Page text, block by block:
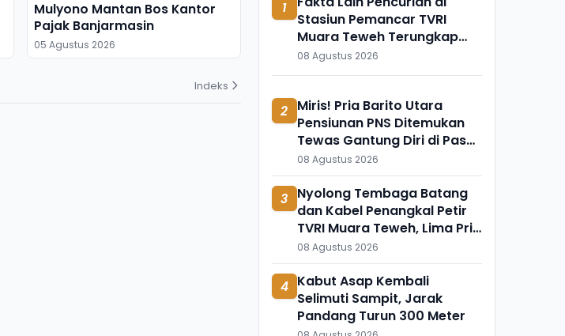
Mulyono Mantan Bos Kantor
Pajak Banjarmasin
05 Agustus 2026
Ngaji Cabuli Pelajar Dicokok
Polres Sukabumi di Banten
03 Agustus 2026
Indeks
1
Stasiun Pemancar TVRI
Muara Teweh Terungkap
Berkat Rekaman CCTV
08 Agustus 2026
2 Miris! Pria Barito Utara
Pensiunan PNS Ditemukan
Tewas Gantung Diri di Pasar
Subuh Ampah
08 Agustus 2026
3 Nyolong Tembaga Batang
dan Kabel Penangkal Petir
TVRI Muara Teweh, Lima Pria
Ini Diringkus Polisi
08 Agustus 2026
4 Kabut Asap Kembali
Selimuti Sampit, Jarak
Pandang Turun 300 Meter